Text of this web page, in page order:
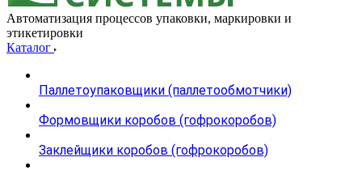
Автоматизация процессов упаковки, маркировки и
этикетировки
Каталог
Паллетоупаковщики (паллетообмотчики)
Формовщики коробов (гофрокоробов)
Заклейщики коробов (гофрокоробов)